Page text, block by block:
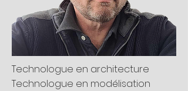
Technologue en architecture
Technologue en modélisation